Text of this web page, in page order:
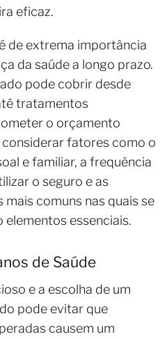
eficaz.
de extrema importância
da saúde a longo prazo.
pode cobrir desde
tratamentos
o orçamento
fatores como o
e familiar, a frequência
o seguro e as
comuns nas quais se
elementos essenciais.
de Saúde
e a escolha de um
pode evitar que
causem um